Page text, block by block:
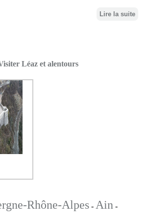
Lire la suite
Léaz et alentours
Rhône-Alpes- Ain -